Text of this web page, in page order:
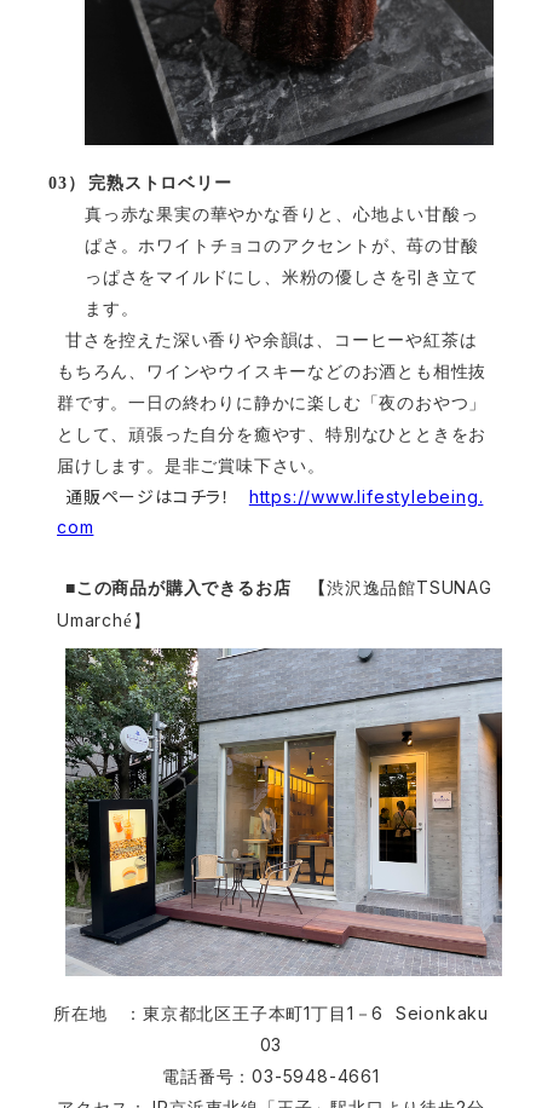
03）
完熟ストロベリー
真っ赤な果実の華やかな香りと、心地よい甘酸っ
ぱさ。ホワイトチョコのアクセントが、苺の甘酸
っぱさをマイルドにし、米粉の優しさを引き立て
ます。
甘さを控えた深い香りや余韻は、コーヒーや紅茶は
もちろん、ワインやウイスキーなどのお酒とも相性抜
群です。一日の終わりに静かに楽しむ「夜のおやつ」
として、頑張った自分を癒やす、特別なひとときをお
届けします。是非ご賞味下さい。
通販ページはコチラ！ https://www.lifestylebeing.
com
■この商品が購入できるお店 【渋沢逸品館TSUNAG
Umarché 】
所在地 ：東京都北区王子本町1丁目 1 －6 Seionkaku
03
電話番号：03-5948-4661